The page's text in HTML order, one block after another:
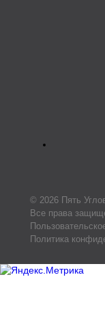
© 2026 Пять
Все права
Политика